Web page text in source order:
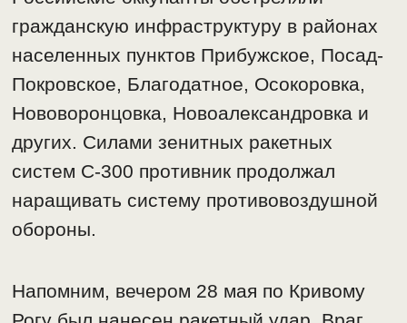
гражданскую инфраструктуру в районах
населенных пунктов Прибужское, Посад-
Покровское, Благодатное, Осокоровка,
Нововоронцовка, Новоалександровка и
других. Силами зенитных ракетных
систем С-300 противник продолжал
наращивать систему противовоздушной
обороны.
Напомним, вечером 28 мая по Кривому